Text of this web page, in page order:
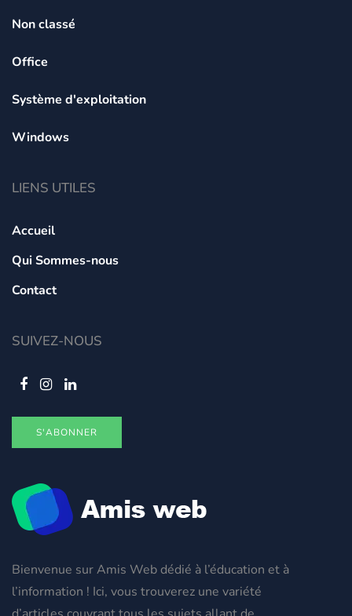
Bienvenue sur Amis Web dédié à l’éducation et à
l’information ! Ici, vous trouverez une variété
Non classé
Office
Système d'exploitation
Windows
LIENS UTILES
Accueil
Qui Sommes-nous
Contact
SUIVEZ-NOUS
S'ABONNER